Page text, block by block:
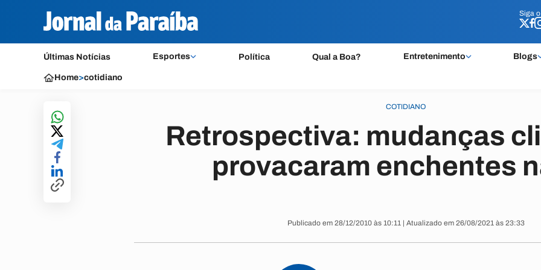
Siga o
Últimas Notícias Esportes Política Qual a Boa? Entretenimento Blogs
Siga o
Home>cotidiano
COTIDIANO
Retrospectiva: mudanças
provacaram enchentes
Publicado em 28/12/2010 às 10:11 | Atualizado em 26/08/2021 às 23:33